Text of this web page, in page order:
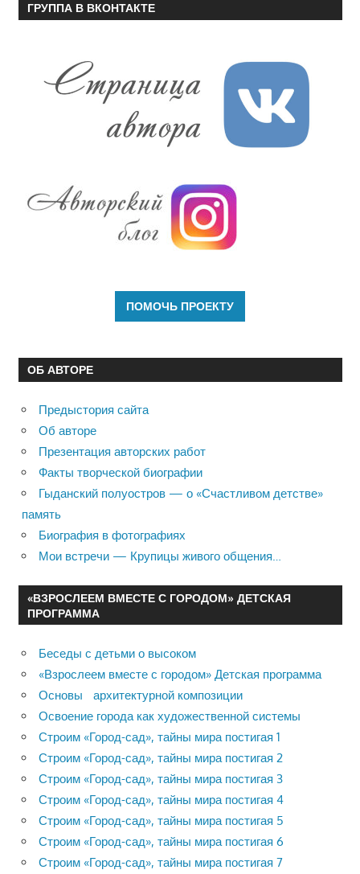
ГРУППА В ВКОНТАКТЕ
ОБ АВТОРЕ
Предыстория сайта
Об авторе
Презентация авторских работ
Факты творческой биографии
Гыданский полуостров — о «Счастливом детстве»
память
Биография в фотографиях
Мои встречи — Крупицы живого общения…
«ВЗРОСЛЕЕМ ВМЕСТЕ С ГОРОДОМ» ДЕТСКАЯ
ПРОГРАММА
Беседы с детьми о высоком
«Взрослеем вместе с городом» Детская программа
Основы архитектурной композиции
Освоение города как художественной системы
Строим «Город-сад», тайны мира постигая 1
Строим «Город-сад», тайны мира постигая 2
Строим «Город-сад», тайны мира постигая 3
Строим «Город-сад», тайны мира постигая 4
Строим «Город-сад», тайны мира постигая 5
Строим «Город-сад», тайны мира постигая 6
Строим «Город-сад», тайны мира постигая 7